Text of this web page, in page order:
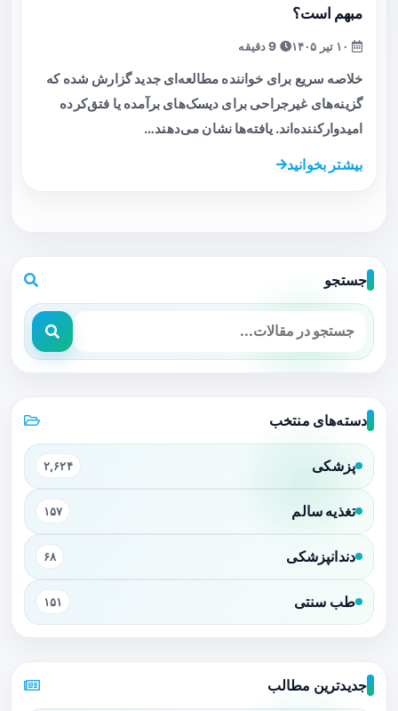
مبهم است؟
خلاصه سریع برای خواننده مطالعه‌ای جدید گزارش شده که
گزینه‌های غیرجراحی برای دیسک‌های برآمده یا فتق‌کرده
امیدوارکننده‌اند. یافته‌ها نشان می‌دهند…
بیشتر بخوانید
جستجو
دسته‌های منتخب
پزشکی ۲,۶۲۴
تغذیه سالم ۱۵۷
دندانپزشکی ۶۸
طب سنتی ۱۵۱
جدیدترین مطالب